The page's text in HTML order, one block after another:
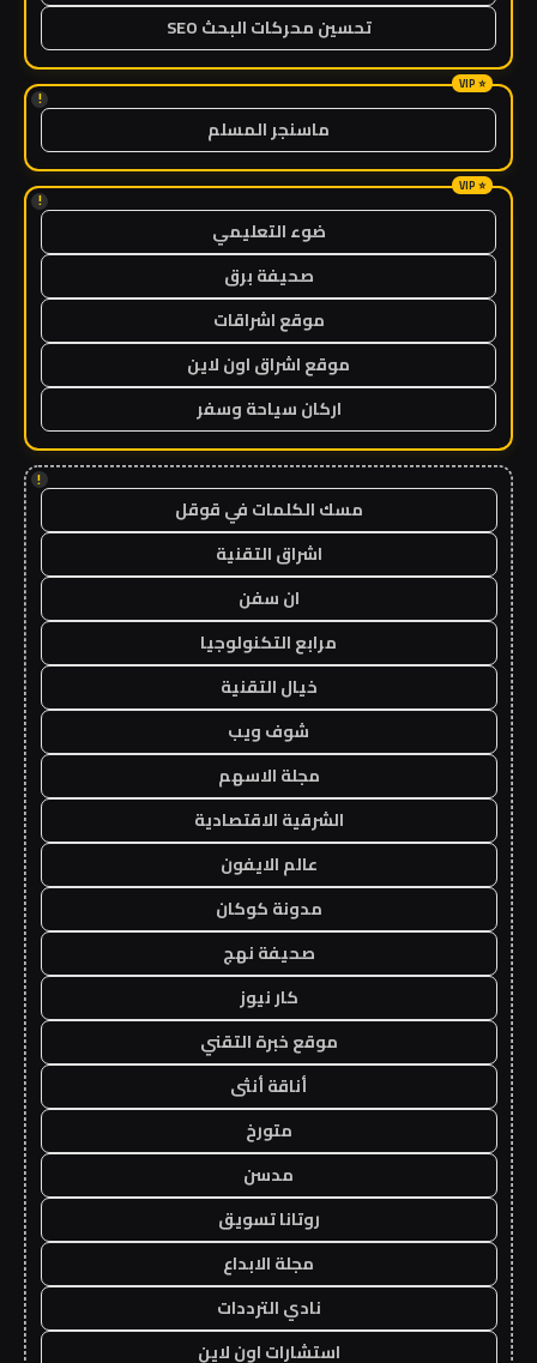
تحسين محركات البحث SEO
!
ماسنجر المسلم
!
ضوء التعليمي
صحيفة برق
موقع اشراقات
موقع اشراق اون لاين
اركان سياحة وسفر
!
مسك الكلمات في قوقل
اشراق التقنية
ان سفن
مرابع التكنولوجيا
خيال التقنية
شوف ويب
مجلة الاسهم
الشرقية الاقتصادية
عالم الايفون
مدونة كوكان
صحيفة نهج
كار نيوز
موقع خبرة التقني
أناقة أنثى
متورخ
مدسن
روتانا تسويق
مجلة الابداع
نادي الترددات
استشارات اون لاين